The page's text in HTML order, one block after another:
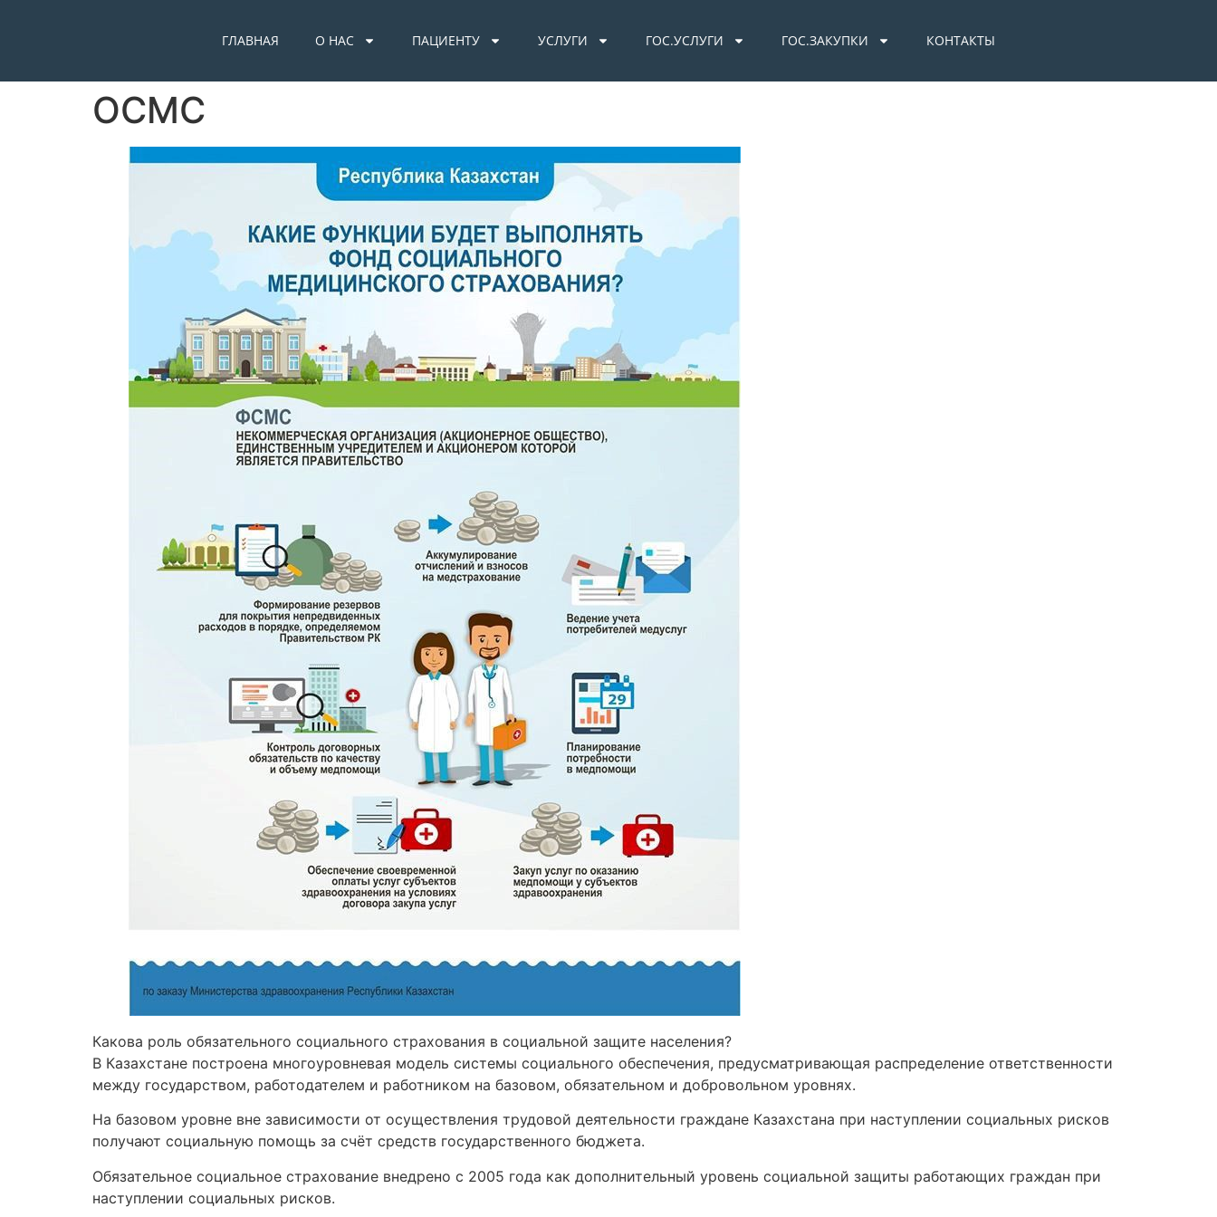
ГЛАВНАЯ О НАС ПАЦИЕНТУ УСЛУГИ ГОС.УСЛУГИ ГОС.ЗАКУПКИ КОНТАКТЫ
ОСМС
Какова роль обязательного социального страхования в социальной защите населения?
В Казахстане построена многоуровневая модель системы социального обеспечения, предусматривающая распределение ответственности
между государством, работодателем и работником на базовом, обязательном и добровольном уровнях.
На базовом уровне вне зависимости от осуществления трудовой деятельности граждане Казахстана при наступлении социальных рисков
получают социальную помощь за счёт средств государственного бюджета.
Обязательное социальное страхование внедрено с 2005 года как дополнительный уровень социальной защиты работающих граждан при
наступлении социальных рисков.